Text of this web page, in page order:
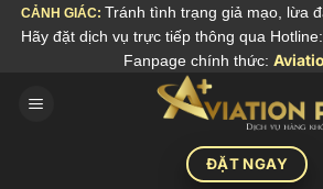
SkipCẢNH GIÁC: Tránh tình trạng giả mạo, lừa
Hãy đặt dịch vụ trực tiếp thông qua Hotline:
Fanpage chính thức:
ĐẶT NGAY